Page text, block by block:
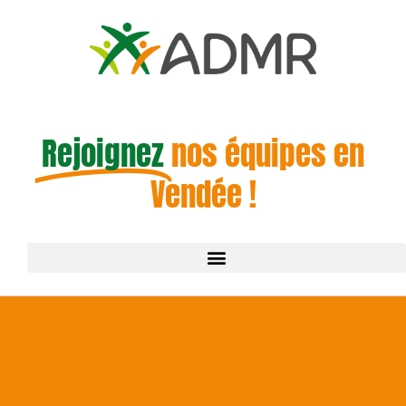
Rejoigneznos équipes en
Vendée !